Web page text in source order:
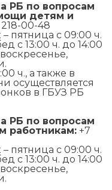
РБ по вопросам
детям и
00-48
пятница с 09:00 ч.
с 13:00 ч. до 14:00
ч., а также в
осуществляется
в ГБУЗ РБ
РБ по вопросам
работникам: +7
пятница с 09:00 ч.
с 13:00 ч. до 14:00